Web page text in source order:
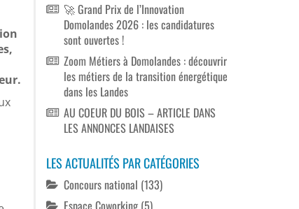
🚀 Grand Prix de l’Innovation
Domolandes 2026 : les candidatures
sont ouvertes !
Zoom Métiers à Domolandes : découvrir
les métiers de la transition énergétique
dans les Landes
AU COEUR DU BOIS – ARTICLE DANS
LES ANNONCES LANDAISES
LES ACTUALITÉS PAR CATÉGORIES
Concours national (133)
Espace Coworking(5)